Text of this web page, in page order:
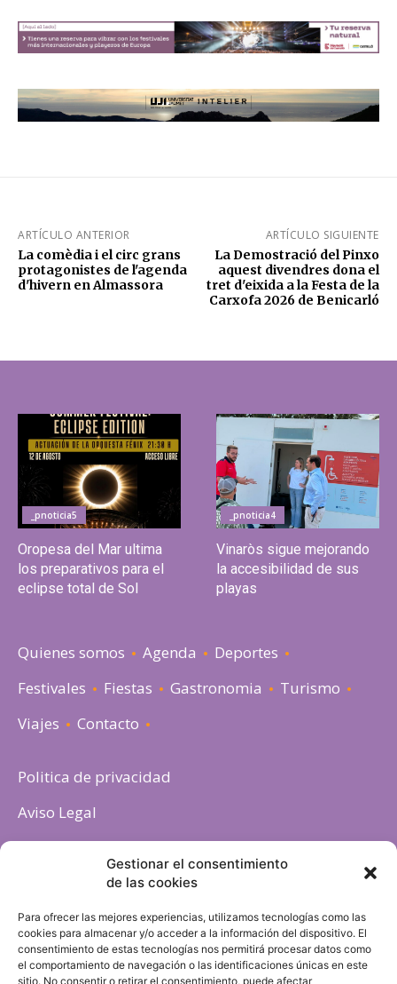
Gestionar el consentimiento
de las cookies
Para ofrecer las mejores experiencias, utilizamos tecnologías como las
cookies para almacenar y/o acceder a la información del dispositivo. El
consentimiento de estas tecnologías nos permitirá procesar datos como
el comportamiento de navegación o las identificaciones únicas en este
sitio. No consentir o retirar el consentimiento, puede afectar
ARTÍCULO ANTERIOR
La comèdia i el circ grans
protagonistes de l'agenda
d'hivern en Almassora
ARTÍCULO SIGUIENTE
La Demostració del Pinxo
aquest divendres dona el
tret d'eixida a la Festa de la
Carxofa 2026 de Benicarló
_pnoticia5
Oropesa del Mar ultima
los preparativos para el
eclipse total de Sol
_pnoticia4
Vinaròs sigue mejorando
la accesibilidad de sus
playas
Quienes somos Agenda
Deportes
Festivales
Fiestas Gastronomia
Turismo
Viajes
Contacto
Politica de privacidad
Aviso Legal
Política de cookies